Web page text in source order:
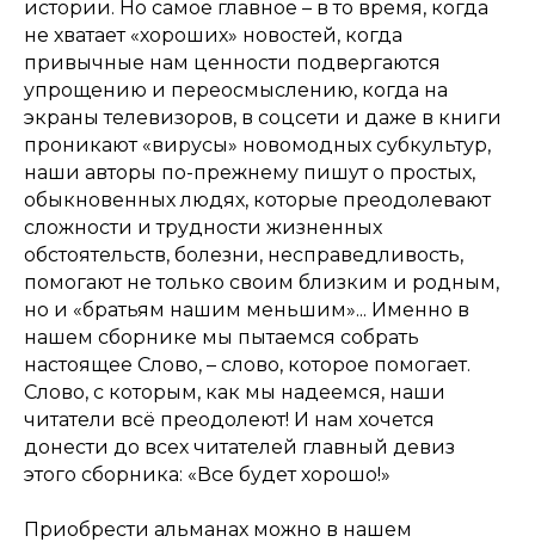
истории. Но самое главное – в то время, когда
не хватает «хороших» новостей, когда
привычные нам ценности подвергаются
упрощению и переосмыслению, когда на
экраны телевизоров, в соцсети и даже в книги
проникают «вирусы» новомодных субкультур,
наши авторы по-прежнему пишут о простых,
обыкновенных людях, которые преодолевают
сложности и трудности жизненных
обстоятельств, болезни, несправедливость,
помогают не только своим близким и родным,
но и «братьям нашим меньшим»... Именно в
нашем сборнике мы пытаемся собрать
настоящее Слово, – слово, которое помогает.
Слово, с которым, как мы надеемся, наши
читатели всё преодолеют! И нам хочется
донести до всех читателей главный девиз
этого сборника: «Все будет хорошо!»
Приобрести альманах можно в нашем